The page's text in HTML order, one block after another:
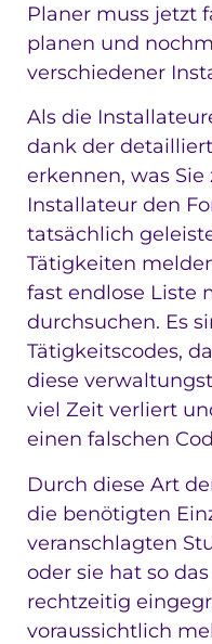
Planer muss jetzt
planen und
verschiedener
Als die
dank der
erkennen, was
Installateur den
tatsächlich
Tätigkeiten
fast endlose Liste
durchsuchen. Es
Tätigkeitscodes,
diese
viel Zeit verliert
einen falschen
Durch diese Art
die benötigten
veranschlagten
oder sie hat so
rechtzeitig
voraussichtlich